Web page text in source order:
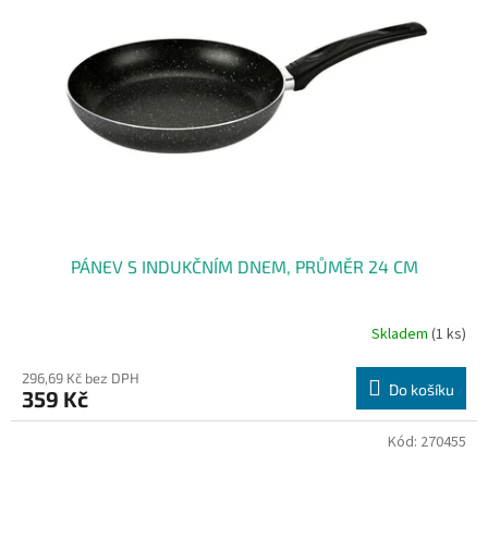
PÁNEV S INDUKČNÍM DNEM, PRŮMĚR 24 CM
Skladem (1 ks)
296,69 Kč bez DPH
359 Kč Do košíku
Kód: 270455